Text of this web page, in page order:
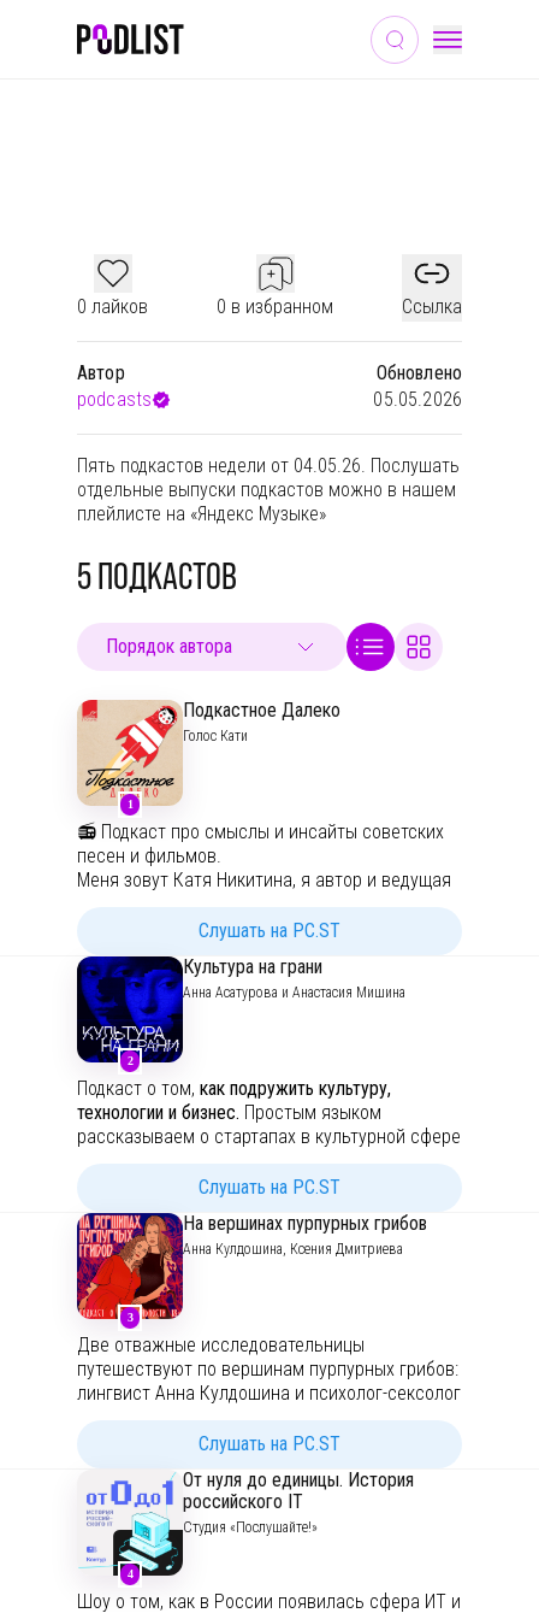
0 лайков 0 в избранном Ссылка
Автор
podcasts
Обновлено
05.05.2026
Пять подкастов недели от 04.05.26. Послушать
отдельные выпуски подкастов можно в нашем
плейлисте на «Яндекс Музыке»
5ПОДКАСТОВ
1
Подкастное Далеко
Голос Кати
📻 Подкаст про смыслы и инсайты советских
песен и фильмов.
Меня зовут Катя Никитина, я автор и ведущая
захватывающее аудиопутешествие по
культурным кодам прошлого. Здесь я с
любовью изучаю и анализирую знаменитые
произведения, события и людей советской
эпохи.
Сейчас выходит пятый сезон! Снова
разбираем советские песни и фильмы, но в
этом сезоне добавляем кое-что особенное —
лето по-советски.
Слушайте эпизоды подкаста, чтобы лучше
понять прошлое и настоящее, исследовать
советский быт, кинематограф, музыку,
искусство и оценить ее настоящее значение
для современности.
Телеграм-бот подкаста:
https://t.me/podcastnoedaleko_bot
Подкаст выпускается совместно со студией
https://gromchestudio.ru
По вопросам рекламы: tg: @angry_pussy
(Катерина Мироевская)
Связь с автором:podcastnoedaleko@yandex.ru
Слушать на PC.ST
2
Культура на грани
Анна Асатурова и Анастасия Мишина
Подкаст о том, как подружить культуру,
технологии и бизнес. Простым языком
рассказываем о стартапах в культурной сфере
литературу, театры, музеи и рынок искусства.
Говорим с фаундерами и профессионалами о
будущем культурных инноваций.
Слушать на PC.ST
3
На вершинах пурпурных грибов
Анна Кулдошина, Ксения Дмитриева
Две отважные исследовательницы
путешествуют по вершинам пурпурных грибов:
лингвист Анна Кулдошина и психолог-сексолог
феноменах, сексуальности, телесности,
18+
Канал подкаста:
https://telegram.me/peakofpurplemushrooms
Слушать на PC.ST
4
От нуля до единицы. История
российского IT
Студия «Послушайте!»
Шоу о том, как в России появилась сфера ИТ и